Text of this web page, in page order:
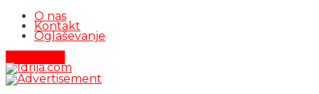
O nas
Kontakt
Oglaševanje